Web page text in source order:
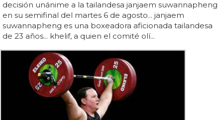
decisión unánime a la tailandesa janjaem suwannapheng
en su semifinal del martes 6 de agosto... janjaem
suwannapheng es una boxeadora aficionada tailandesa
de 23 años... khelif, a quien el comité olí...